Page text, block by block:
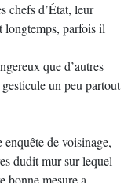
chefs d’État, leur
longtemps, parfois il
que d’autres
un peu partout
de voisinage,
dudit mur sur lequel
bonne mesure a